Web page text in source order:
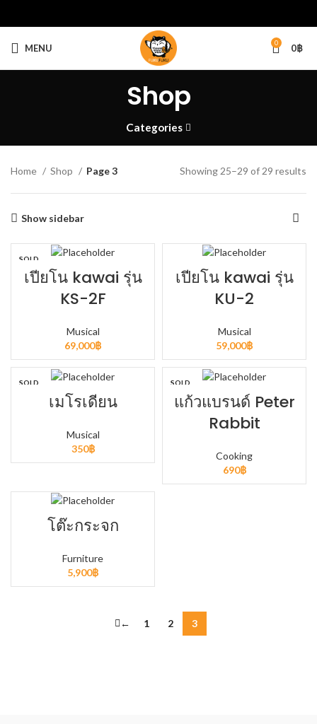
MENU 0 0฿
Shop
Categories
Home Shop Page 3 Showing 25–29 of 29 results
Show sidebar
SOLD
เปียโน kawai รุ่น
KS-2F
Musical
69,000฿
เปียโน kawai รุ่น
KU-2
Musical
59,000฿
SOLD
เมโรเดียน
Musical
350฿
SOLD
แก้วแบรนด์ Peter
Rabbit
Cooking
690฿
โต๊ะกระจก
Furniture
5,900฿
← 1 2 3